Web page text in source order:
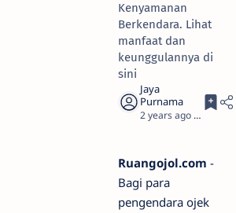
Kenyamanan
Berkendara. Lihat
manfaat dan
keunggulannya di
sini
2 years ago 5
Ruangojol.com -
Bagi para
pengendara ojek